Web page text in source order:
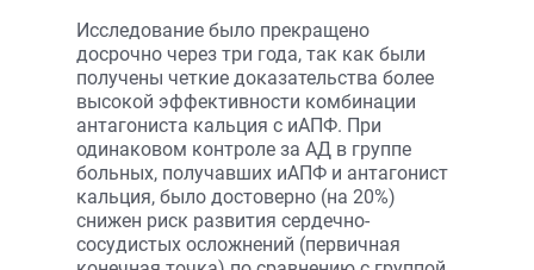
Исследование было прекращено
досрочно через три года, так как были
получены четкие доказательства более
высокой эффективности комбинации
антагониста кальция с иАПФ. При
одинаковом контроле за АД в группе
больных, получавших иАПФ и антагонист
кальция, было достоверно (на 20%)
снижен риск развития сердечно-
сосудистых осложнений (первичная